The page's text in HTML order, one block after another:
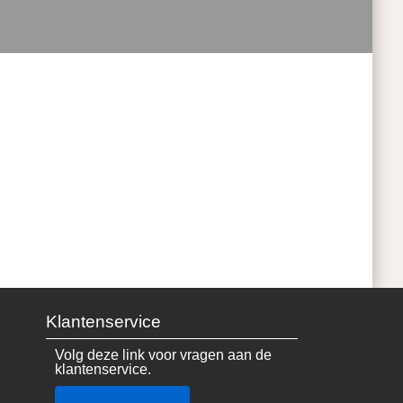
Klantenservice
Volg deze link voor vragen aan de
klantenservice.